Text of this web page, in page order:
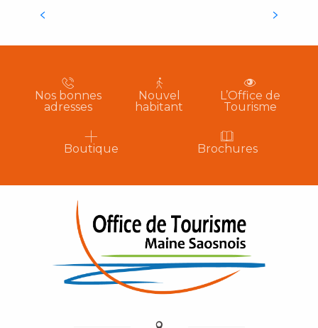
Nos bonnes
adresses
Nouvel
habitant
L’Office de
Tourisme
Boutique Brochures